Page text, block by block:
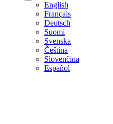
English
Français
Deutsch
Suomi
Svenska
Čeština
Slovenčina
Español